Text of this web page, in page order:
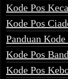
Kode Pos
Kode Pos
Panduan
Kode Pos
Kode Pos